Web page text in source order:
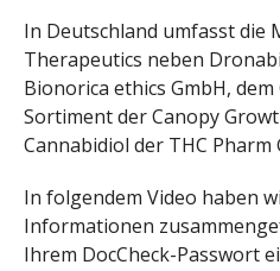
In Deutschland umfasst die
Therapeutics neben
Bionorica ethics GmbH,
Sortiment der Canopy
Cannabidiol der THC Pharm
In folgendem Video haben
Informationen
Ihrem DocCheck-Passwort